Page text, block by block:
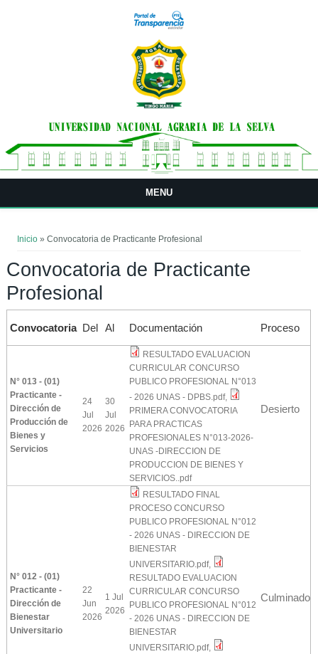
MENU
Inicio » Convocatoria de Practicante Profesional
Convocatoria de Practicante
Profesional
Convocatoria Del Al Documentación Proceso
N° 013 - (01)
Practicante -
Dirección de
Producción de
Bienes y
Servicios
24
Jul
2026
30
Jul
2026
RESULTADO EVALUACION
CURRICULAR CONCURSO
PUBLICO PROFESIONAL N°013
- 2026 UNAS - DPBS.pdf,
PRIMERA CONVOCATORIA
PARA PRACTICAS
PROFESIONALES N°013-2026-
UNAS -DIRECCION DE
PRODUCCION DE BIENES Y
SERVICIOS..pdf
Desierto
N° 012 - (01)
Practicante -
Dirección de
Bienestar
Universitario
22
Jun
2026
1 Jul
2026
RESULTADO FINAL
PROCESO CONCURSO
PUBLICO PROFESIONAL N°012
- 2026 UNAS - DIRECCION DE
BIENESTAR
UNIVERSITARIO.pdf,
RESULTADO EVALUACION
CURRICULAR CONCURSO
PUBLICO PROFESIONAL N°012
- 2026 UNAS - DIRECCION DE
BIENESTAR
UNIVERSITARIO.pdf,
Culminado